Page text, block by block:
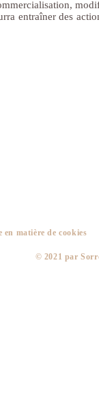
entraîner des
en matière de cookies
​© 2021 par